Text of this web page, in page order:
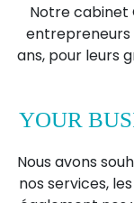
Notre cabinet
entrepreneurs
ans, pour leurs
YOUR
Nous avons
nos services,